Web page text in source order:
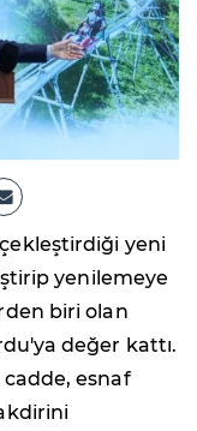
yeni
yenilemeye
biri olan
değer kattı.
esnaf